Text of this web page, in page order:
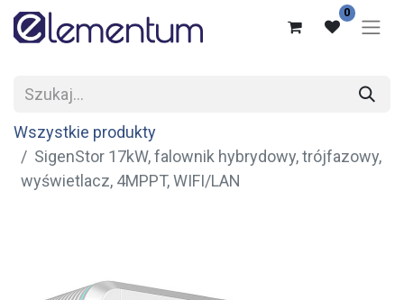
0
Wszystkie produkty
SigenStor 17kW, falownik hybrydowy, trójfazowy,
wyświetlacz, 4MPPT, WIFI/LAN